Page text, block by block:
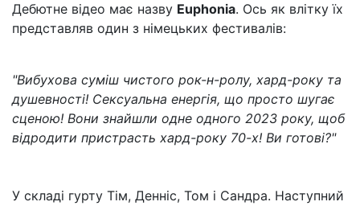
Дебютне відео має назву Euphonia. Ось як влітку їх
представляв один з німецьких фестивалів:
"Вибухова суміш чистого рок-н-ролу, хард-року та
душевності! Сексуальна енергія, що просто шугає
сценою! Вони знайшли одне одного 2023 року, щоб
відродити пристрасть хард-року 70-х! Ви готові?"
У складі гурту Тім, Денніс, Том і Сандра. Наступний